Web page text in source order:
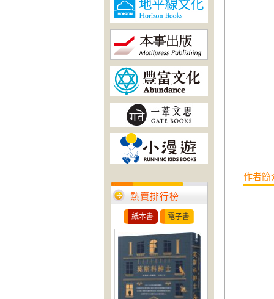
熱賣排行榜
紙本書 電子書
作者簡